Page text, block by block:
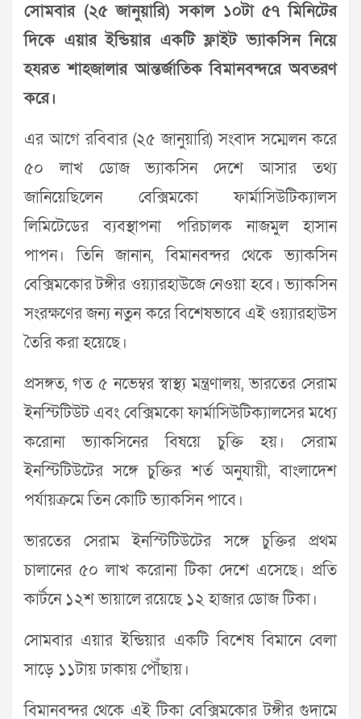
সোমবার (২৫ জানুয়ারি) সকাল ১০টা ৫৭ মিনিটের
দিকে এয়ার ইন্ডিয়ার একটি ফ্লাইট ভ্যাকসিন নিয়ে
হযরত শাহজালার আন্তর্জাতিক বিমানবন্দরে অবতরণ
করে।
এর আগে রবিবার (২৫ জানুয়ারি) সংবাদ সম্মেলন করে
৫০ লাখ ডোজ ভ্যাকসিন দেশে আসার তথ্য
জানিয়েছিলেন বেক্সিমকো ফার্মাসিউটিক্যালস
লিমিটেডের ব্যবস্থাপনা পরিচালক নাজমুল হাসান
পাপন। তিনি জানান, বিমানবন্দর থেকে ভ্যাকসিন
বেক্সিমকোর টঙ্গীর ওয়্যারহাউজে নেওয়া হবে। ভ্যাকসিন
সংরক্ষণের জন্য নতুন করে বিশেষভাবে এই ওয়্যারহাউস
তৈরি করা হয়েছে।
প্রসঙ্গত, গত ৫ নভেম্বর স্বাস্থ্য মন্ত্রণালয়, ভারতের সেরাম
ইনস্টিটিউট এবং বেক্সিমকো ফার্মাসিউটিক্যালসের মধ্যে
করোনা ভ্যাকসিনের বিষয়ে চুক্তি হয়। সেরাম
ইনস্টিটিউটের সঙ্গে চুক্তির শর্ত অনুযায়ী, বাংলাদেশ
পর্যায়ক্রমে তিন কোটি ভ্যাকসিন পাবে।
ভারতের সেরাম ইনস্টিটিউটের সঙ্গে চুক্তির প্রথম
চালানের ৫০ লাখ করোনা টিকা দেশে এসেছে। প্রতি
কার্টনে ১২শ ভায়ালে রয়েছে ১২ হাজার ডোজ টিকা।
সোমবার এয়ার ইন্ডিয়ার একটি বিশেষ বিমানে বেলা
সাড়ে ১১টায় ঢাকায় পৌঁছায়।
বিমানবন্দর থেকে এই টিকা বেক্সিমকোর টঙ্গীর গুদামে